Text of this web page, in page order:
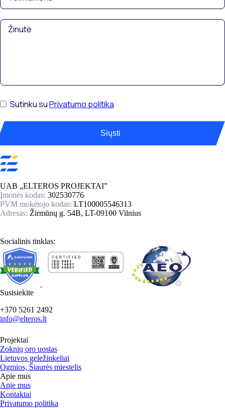
Sutinku suPrivatumo politika
Siųsti
UAB „ELTEROS PROJEKTAI”
Įmonės kodas: 302530776
PVM mokėtojo kodas: LT100005546313
Adresas: Žirmūnų g. 54B, LT-09100 Vilnius
Socialinis tinklas:
Susisiekite
+370 5261 2492
info@elteros.lt
Projektai
Zoknių oro uostas
Lietuvos geležinkeliai
Ogmios, Šiaurės miestelis
Apie mus
Apie mus
Kontaktai
Privatumo politika